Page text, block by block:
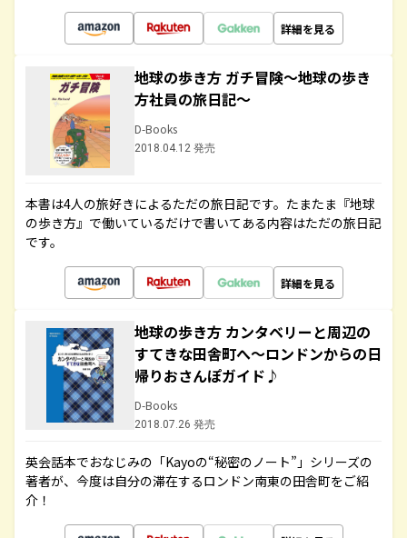
詳細を見る
地球の歩き方 ガチ冒険～地球の歩き
方社員の旅日記～
D-Books
2018.04.12 発売
本書は4人の旅好きによるただの旅日記です。たまたま『地球
の歩き方』で働いているだけで書いてある内容はただの旅日記
です。
詳細を見る
地球の歩き方 カンタベリーと周辺の
すてきな田舎町へ～ロンドンからの日
帰りおさんぽガイド♪
D-Books
2018.07.26 発売
英会話本でおなじみの「Kayoの“秘密のノート”」シリーズの
著者が、今度は自分の滞在するロンドン南東の田舎町をご紹
介！